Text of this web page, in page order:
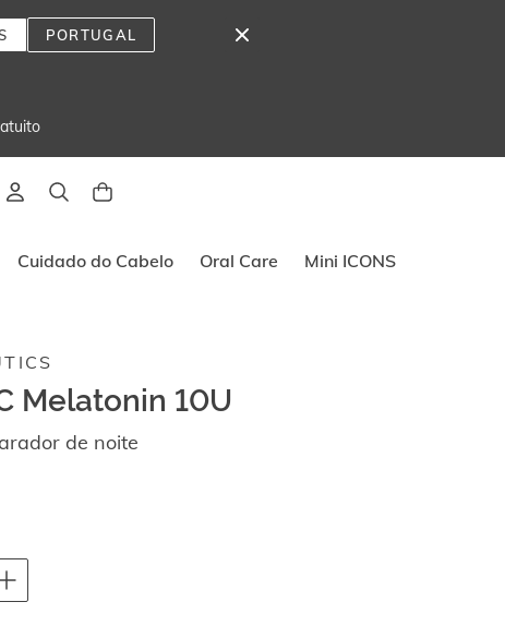
PORTUGAL
Cuidado do Cabelo Oral Care Mini ICONS
Melatonin 10U
de noite
por teclado